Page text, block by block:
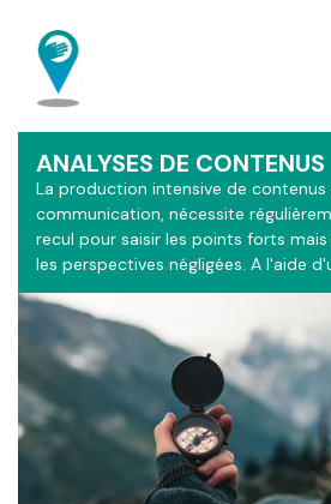
contenu
principal
ANALYSES DE CONTENUS
La production intensive de
communication, nécessite
recul pour saisir les points forts mais
les perspectives négligées. A l'aide
sémiotique enrichie d'apports
d'analyses du ContactGPS